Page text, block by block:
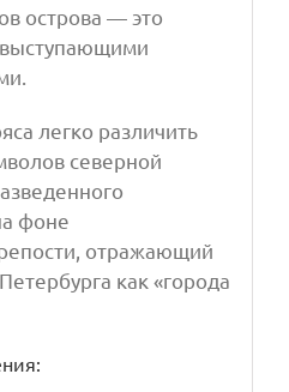
острова — это
выступающими
легко различить
северной
фоне
отражающий
как «города